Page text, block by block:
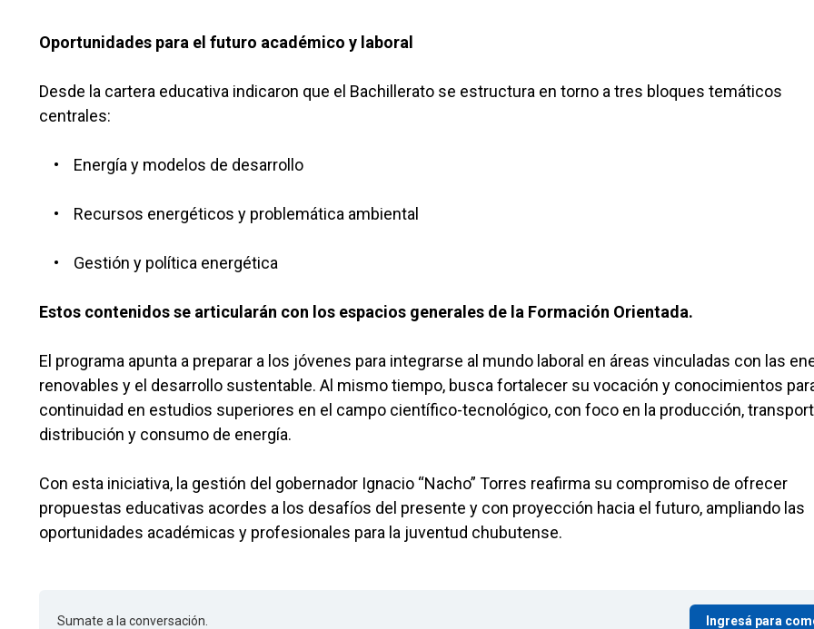
Oportunidades para el futuro académico y laboral
Desde la cartera educativa indicaron que el Bachillerato se estructura en torno a tres bloques temáticos
centrales:
• Energía y modelos de desarrollo
• Recursos energéticos y problemática ambiental
• Gestión y política energética
Estos contenidos se articularán con los espacios generales de la Formación Orientada.
El programa apunta a preparar a los jóvenes para integrarse al mundo laboral en áreas vinculadas con las
renovables y el desarrollo sustentable. Al mismo tiempo, busca fortalecer su vocación y conocimientos
continuidad en estudios superiores en el campo científico-tecnológico, con foco en la producción,
distribución y consumo de energía.
Con esta iniciativa, la gestión del gobernador Ignacio “Nacho” Torres reafirma su compromiso de ofrecer
propuestas educativas acordes a los desafíos del presente y con proyección hacia el futuro, ampliando las
oportunidades académicas y profesionales para la juventud chubutense.
Sumate a la conversación. Ingresá para